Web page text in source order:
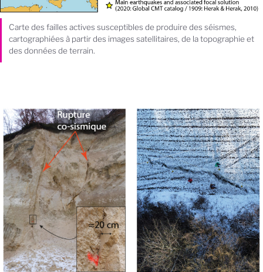
Carte des failles actives susceptibles de produire des séismes,
cartographiées à partir des images satellitaires, de la topographie et
des données de terrain.